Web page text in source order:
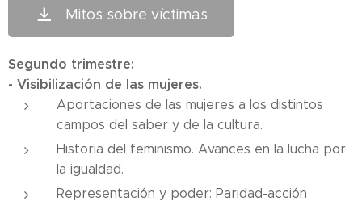
Mitos sobre víctimas
Segundo trimestre:
- Visibilización de las mujeres.
Aportaciones de las mujeres a los distintos
campos del saber y de la cultura.
Historia del feminismo. Avances en la lucha por
la igualdad.
Representación y poder: Paridad-acción